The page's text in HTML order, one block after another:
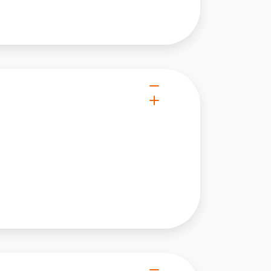
reklamowym i
w zamierzony